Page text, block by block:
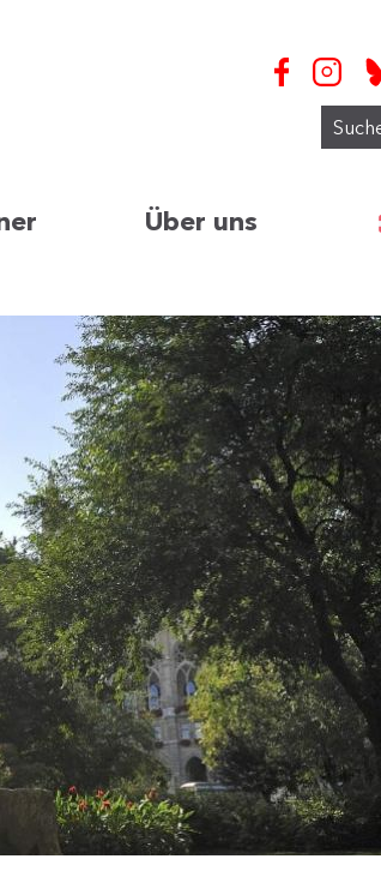
Suche
Über uns